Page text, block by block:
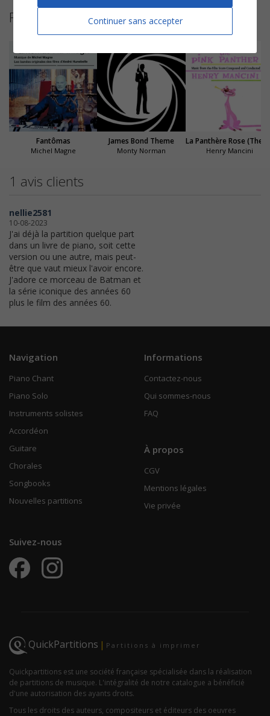
Partitions suggérées
Fantômas
Michel Magne
James Bond Theme
Monty Norman Henry Mancini
1 avis clients
nellie2581
10-08-2023
J'ai déjà la partition quelque part
dans un livre de piano, soit cette
version ou une autre, mais peut-
être que vaut mieux l'avoir encore.
J'adore ce morceau de Batman et
la série iconique des années 60
plus le film des années 60.
Navigation
Piano Chant
Piano Solo
Instruments solistes
Accordéon
Guitare
Chorales
Songbooks
Nouvelles partitions
Informations
Contactez-nous
Qui sommes-nous
FAQ
À propos
CGV
Mentions légales
Vie privée
Suivez-nous
QuickPartitions | Partitions à imprimer
Quickpartitions est une société française spécialisée dans la réalisation
de partitions de musique. L'intégralité de notre catalogue a bénéficié
d'une autorisation des ayants droits.
Tous les droits des auteurs, compositeurs et éditeurs des oeuvres
Continuer sans accepter